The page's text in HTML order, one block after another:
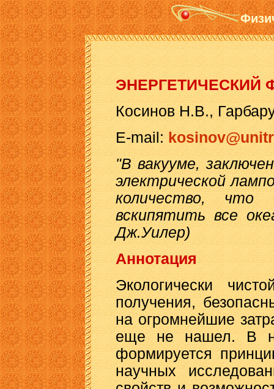
ЭНЕРГЕТИЧЕСКИЙ
Косинов Н.В.,
E-mail:
"В вакууме,
электрической
количество,
вскипятить все
Дж.Уилер)
Аннотация
Экологически
получения,
на огромнейшие
еще не нашел. В
формируется
научных